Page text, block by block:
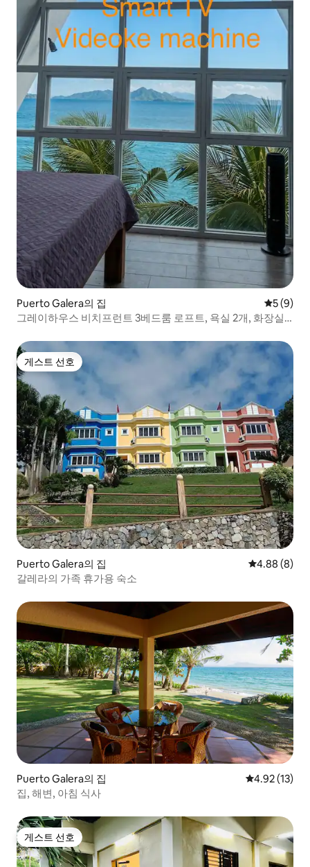
Puerto Galera의 집 평점 5점
5 (9)
그레이하우스 비치프런트 3베드룸 로프트, 욕실 2개, 화장실 3
게스트 선호
게스트 선호
Puerto Galera의 집 평점 4.88점
4.88 (8)
갈레라의 가족 휴가용 숙소
Puerto Galera의 집 평점 4.92점
4.92 (13)
집, 해변, 아침 식사
게스트 선호
게스트 선호